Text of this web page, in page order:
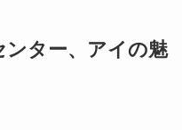
ンター、アイの魅